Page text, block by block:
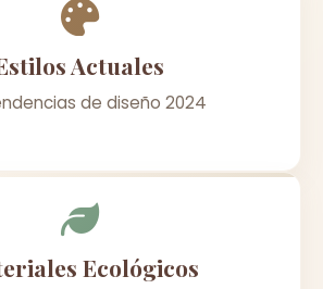
Actuales
de diseño 2024
Ecológicos